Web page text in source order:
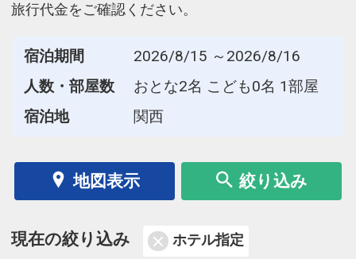
旅行代金をご確認ください。
宿泊期間
2026/8/15 ～2026/8/16
人数・部屋数
おとな2名 こども0名 1部屋
宿泊地
関西
地図表示 絞り込み
現在の絞り込み ホテル指定